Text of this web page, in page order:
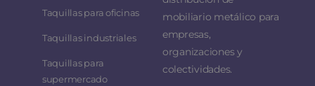
Taquillas para oficinas
Taquillas industriales
Taquillas para
supermercado
mobiliario metálico para
empresas,
organizaciones y
colectividades.